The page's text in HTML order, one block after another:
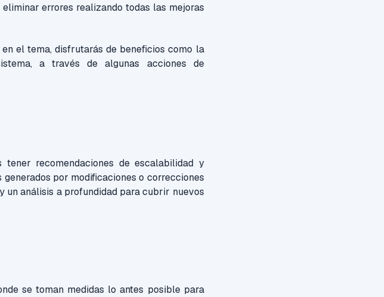
errores realizando todas las mejoras
el tema, disfrutarás de beneficios como la
a través de algunas acciones de
recomendaciones de escalabilidad y
por modificaciones o correcciones
un análisis a profundidad para cubrir nuevos
se toman medidas lo antes posible para